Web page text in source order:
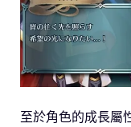
至於角色的成長屬